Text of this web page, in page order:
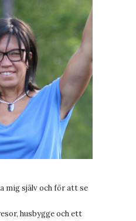
mig själv och för att se
husbygge och ett